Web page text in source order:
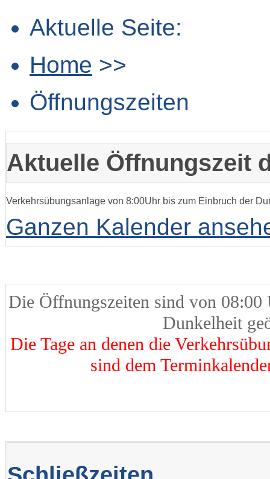
Aktuelle Seite:
Home >>
Öffnungszeiten
Aktuelle Öffnungszeit
Verkehrsübungsanlage von 8:00Uhr bis zum Einbruch der
Ganzen Kalender
.Die Öffnungszeiten sind von
Dunkelheit
Die Tage an denen die
sind dem